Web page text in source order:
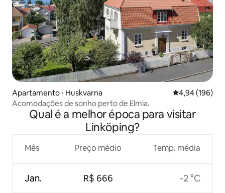
Apartamento ⋅ Huskvarna 4,94 de uma
4,94 (196)
Acomodações de sonho perto de Elmia.
Qual é a melhor época para visitar
Linköping?
Mês
Jan.
Preço médio
R$ 666
Temp. média
-2 °C